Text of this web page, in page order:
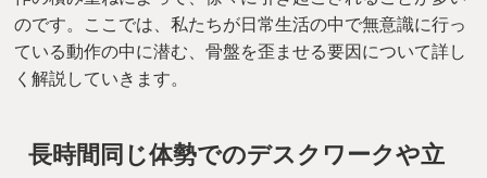
のです。ここでは、私たちが日常生活の中で無意識に行っ
ている動作の中に潜む、骨盤を歪ませる要因について詳し
く解説していきます。
長時間同じ体勢でのデスクワークや立